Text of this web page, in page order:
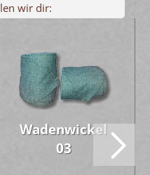
wir dir:
Wa­den­wi­ckel
03